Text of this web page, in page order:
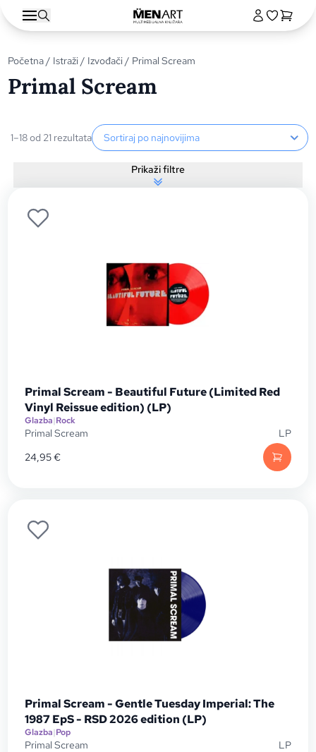
Početna/ Istraži/ Izvođači/ Primal Scream
Primal Scream
1–18 od 21 rezultataSortiranje proizvoda
Prikaži filtre
Primal Scream - Beautiful Future (Limited Red
Vinyl Reissue edition) (LP)
Glazba|Rock
Primal Scream
LP
24,95€
Primal Scream - Gentle Tuesday Imperial: The
1987 EpS - RSD 2026 edition (LP)
Glazba|Pop
Primal Scream
LP